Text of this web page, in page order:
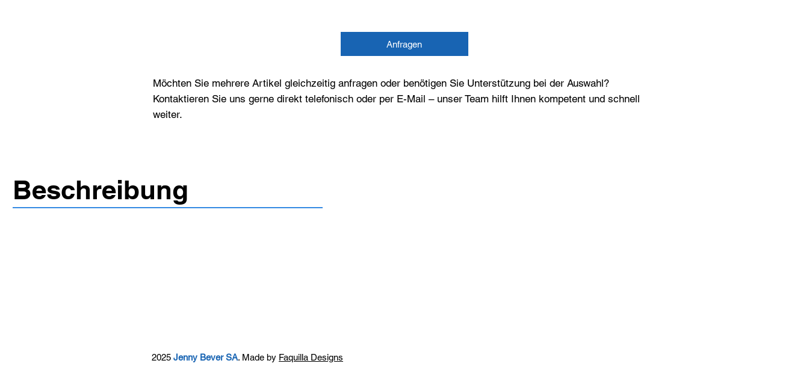
Anfragen
Möchten Sie mehrere Artikel gleichzeitig anfragen oder benötigen Sie Unterstützung bei der Auswahl?
Kontaktieren Sie uns gerne direkt telefonisch oder per E-Mail – unser Team hilft Ihnen kompetent und schnell
weiter.
Beschreibung
2025 Jenny Bever SA. Made by Faquilla Designs